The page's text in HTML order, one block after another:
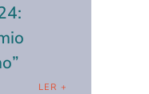
LER +